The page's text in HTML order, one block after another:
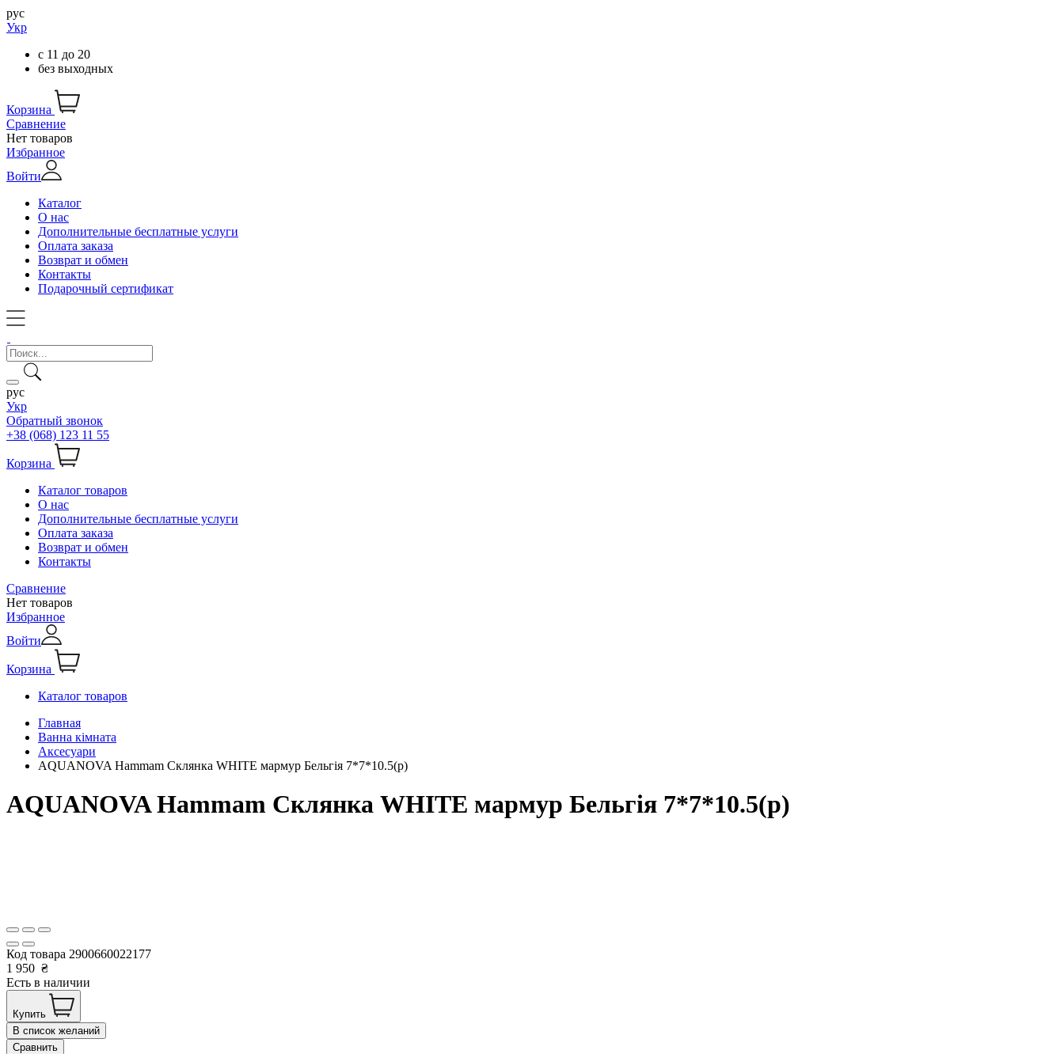
рус
Укр
с 11 до 20
без выходных
Корзина
Сравнение
Нет товаров
Избранное
Войти
Каталог
О нас
Дополнительные бесплатные услуги
Оплата заказа
Возврат и обмен
Контакты
Подарочный сертификат
рус
Укр
Обратный звонок
+38 (068) 123 11 55
Корзина
Каталог товаров
О нас
Дополнительные бесплатные услуги
Оплата заказа
Возврат и обмен
Контакты
Сравнение
Нет товаров
Избранное
Войти
Корзина
Каталог товаров
Главная
Ванна кімната
Аксесуари
AQUANOVA Hammam Склянка WHITE мармур Бельгія 7*7*10.5(р)
AQUANOVA Hammam Склянка WHITE мармур Бельгія 7*7*10.5(р)
Код товара 2900660022177
1 950 ₴
Есть в наличии
Купить
В список желаний
Сравнить